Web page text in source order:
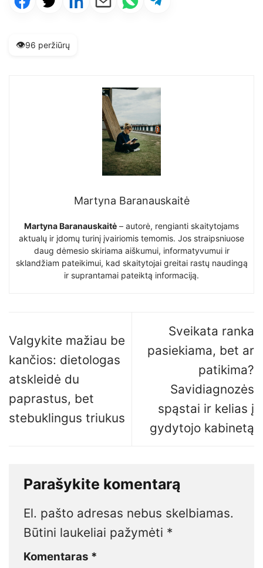
👁️96 peržiūrų
Martyna Baranauskaitė
Martyna Baranauskaitė – autorė, rengianti skaitytojams
aktualų ir įdomų turinį įvairiomis temomis. Jos straipsniuose
daug dėmesio skiriama aiškumui, informatyvumui ir
sklandžiam pateikimui, kad skaitytojai greitai rastų naudingą
ir suprantamai pateiktą informaciją.
Valgykite mažiau be
kančios: dietologas
atskleidė du
paprastus, bet
stebuklingus triukus
Sveikata ranka
pasiekiama, bet ar
patikima?
Savidiagnozės
spąstai ir kelias į
gydytojo kabinetą
Parašykite komentarą
El. pašto adresas nebus skelbiamas.
Būtini laukeliai pažymėti *
Komentaras *